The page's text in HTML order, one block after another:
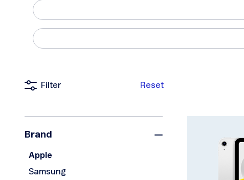
Filter Reset
Brand
Apple
Samsung